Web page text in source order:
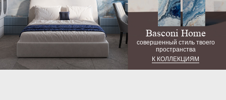
Basconi Home
совершенный стиль твоего
пространства
К КОЛЛЕКЦИЯМ